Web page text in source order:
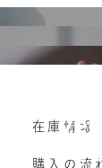
購入
よく
車両
在庫情報
購入の流